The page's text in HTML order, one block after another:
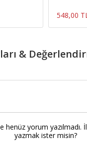
548,00
&
henüz yorum yazılmadı.
yazmak ister misin?